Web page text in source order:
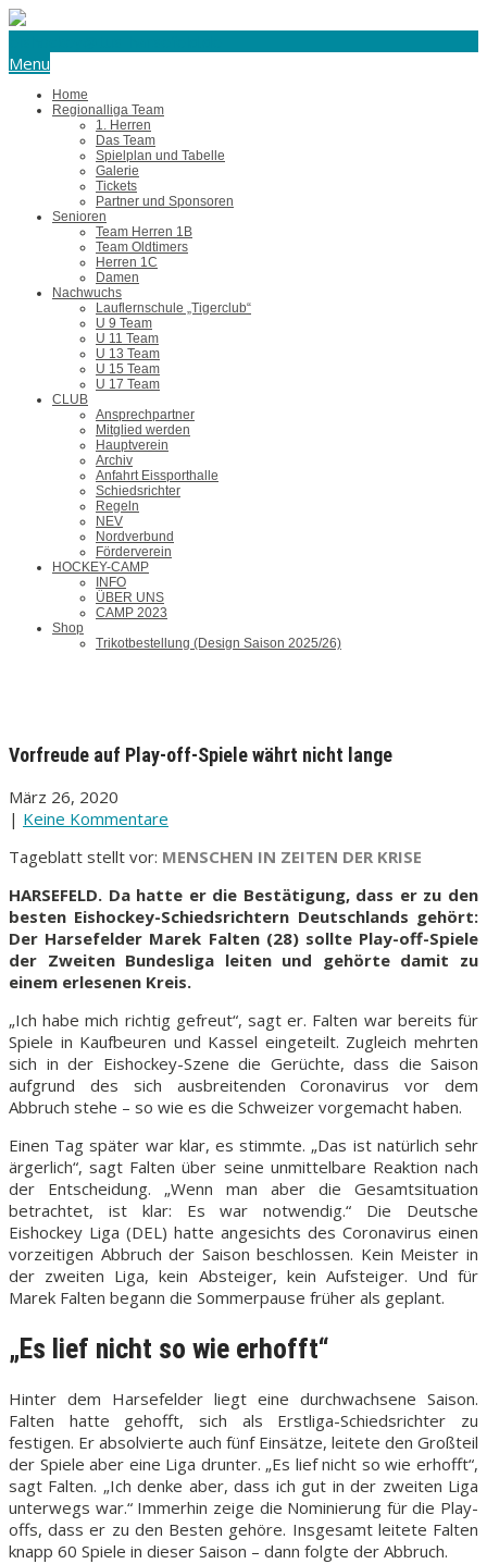
Menu
Home
Regionalliga Team
1. Herren
Das Team
Spielplan und Tabelle
Galerie
Tickets
Partner und Sponsoren
Senioren
Team Herren 1B
Team Oldtimers
Herren 1C
Damen
Nachwuchs
Lauflernschule „Tigerclub“
U 9 Team
U 11 Team
U 13 Team
U 15 Team
U 17 Team
CLUB
Ansprechpartner
Mitglied werden
Hauptverein
Archiv
Anfahrt Eissporthalle
Schiedsrichter
Regeln
NEV
Nordverbund
Förderverein
HOCKEY-CAMP
INFO
ÜBER UNS
CAMP 2023
Shop
Trikotbestellung (Design Saison 2025/26)
Vorfreude auf Play-off-Spiele währt nicht lange
März 26, 2020
| Keine Kommentare
Tageblatt stellt vor: MENSCHEN IN ZEITEN DER KRISE
HARSEFELD. Da hatte er die Bestätigung, dass er zu den
besten Eishockey-Schiedsrichtern Deutschlands gehört:
Der Harsefelder Marek Falten (28) sollte Play-off-Spiele
der Zweiten Bundesliga leiten und gehörte damit zu
einem erlesenen Kreis.
„Ich habe mich richtig gefreut“, sagt er. Falten war bereits für
Spiele in Kaufbeuren und Kassel eingeteilt. Zugleich mehrten
sich in der Eishockey-Szene die Gerüchte, dass die Saison
aufgrund des sich ausbreitenden Coronavirus vor dem
Abbruch stehe – so wie es die Schweizer vorgemacht haben.
Einen Tag später war klar, es stimmte. „Das ist natürlich sehr
ärgerlich“, sagt Falten über seine unmittelbare Reaktion nach
der Entscheidung. „Wenn man aber die Gesamtsituation
betrachtet, ist klar: Es war notwendig.“ Die Deutsche
Eishockey Liga (DEL) hatte angesichts des Coronavirus einen
vorzeitigen Abbruch der Saison beschlossen. Kein Meister in
der zweiten Liga, kein Absteiger, kein Aufsteiger. Und für
Marek Falten begann die Sommerpause früher als geplant.
„Es lief nicht so wie erhofft“
Hinter dem Harsefelder liegt eine durchwachsene Saison.
Falten hatte gehofft, sich als Erstliga-Schiedsrichter zu
festigen. Er absolvierte auch fünf Einsätze, leitete den Großteil
der Spiele aber eine Liga drunter. „Es lief nicht so wie erhofft“,
sagt Falten. „Ich denke aber, dass ich gut in der zweiten Liga
unterwegs war.“ Immerhin zeige die Nominierung für die Play-
offs, dass er zu den Besten gehöre. Insgesamt leitete Falten
knapp 60 Spiele in dieser Saison – dann folgte der Abbruch.